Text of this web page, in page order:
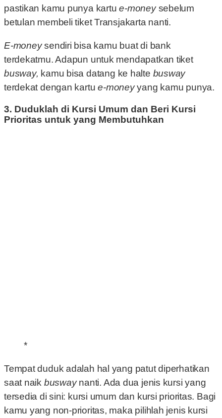
pastikan kamu punya kartue-moneysebelum
betulan membeli tiket Transjakarta nanti.
E-moneysendiri bisa kamu buat di bank
terdekatmu. Adapun untuk mendapatkan tiket
busway, kamu bisa datang ke halte busway
terdekat dengan kartue-moneyyang kamu punya.
3. Duduklah di Kursi Umum dan Beri Kursi
Prioritas untuk yang Membutuhkan
*
Tempat duduk adalah hal yang patut diperhatikan
saat naik buswaynanti. Ada dua jenis kursi yang
tersedia di sini: kursi umum dan kursi prioritas. Bagi
kamu yang non-prioritas, maka pilihlah jenis kursi